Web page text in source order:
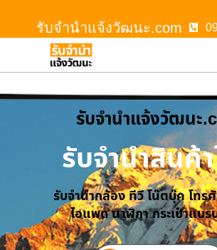
รับจํานําแจ้งวัฒนะ.com
รับจํานําแจ้งวัฒนะ
รับจำนำสินค้
รับจำนำกล้อง ทีวี โน๊ตบุ๊ค โท
ไอแพด นาฬิกา กระเป๋าแบร